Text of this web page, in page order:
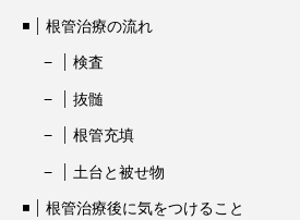
根管治療の流れ
検査
抜髄
根管充填
土台と被せ物
根管治療後に気をつけること